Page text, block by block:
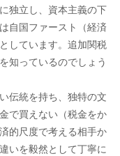
独立し、資本主義の下
自国ファースト（経済
しています。追加関税
知っているのでしょう
伝統を持ち、独特の文
で買えない（税金をか
的尺度で考える相手か
いを毅然として丁寧に